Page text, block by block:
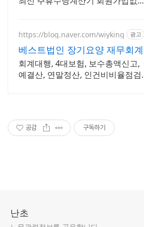
https://blog.naver.com/wiyking 광고
베스트법인 장기요양 재무회계
회계대행, 4대보험, 보수총액신고,
예결산, 연말정산, 인건비비율점검,
공감 구독하기
난초